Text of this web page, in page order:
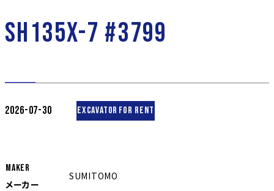
SH135X-7 #3799
2026-07-30 EXCAVATOR FOR RENT
MAKER
メーカー
SUMITOMO